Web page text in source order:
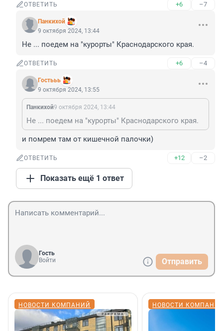
ОТВЕТИТЬ +6 –7
Панкихой
9 октября 2024, 13:44
Не ... поедем на "курорты" Краснодарского края.
ОТВЕТИТЬ +6 –4
Гостььь
9 октября 2024, 13:55
Панкихой9 октября 2024, 13:44
Не ... поедем на "курорты" Краснодарского края.
и помрем там от кишечной палочки)
ОТВЕТИТЬ +12 –2
Показать ещё 1 ответ
Гость
Войти
Отправить
НОВОСТИ КОМПАНИЙ НОВОСТИ